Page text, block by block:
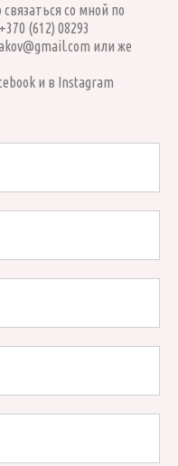
со мной по
(612) 08293
или же
и в Instagram